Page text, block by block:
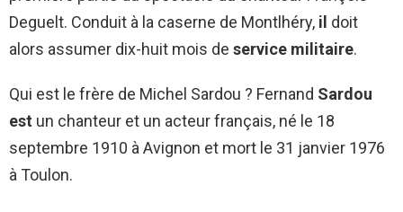
Deguelt. Conduit à la caserne de Montlhéry, il doit
alors assumer dix-huit mois de service militaire.
Qui est le frère de Michel Sardou ? Fernand Sardou
est un chanteur et un acteur français, né le 18
septembre 1910 à Avignon et mort le 31 janvier 1976
à Toulon.